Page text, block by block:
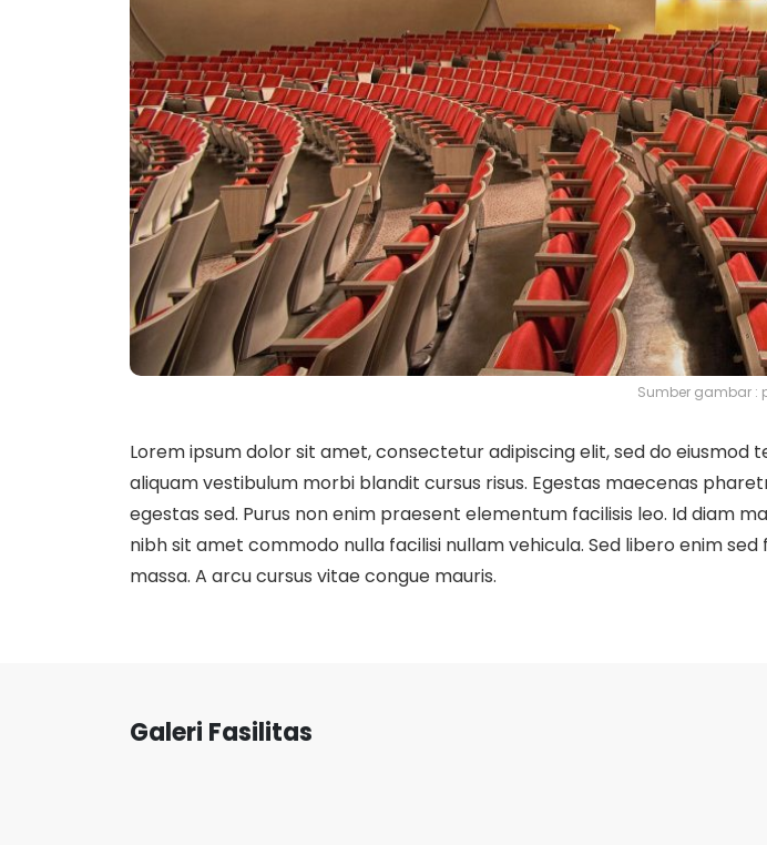
Sumber gambar :
Lorem ipsum dolor sit amet, consectetur adipiscing elit, sed do
aliquam vestibulum morbi blandit cursus risus. Egestas maecenas
egestas sed. Purus non enim praesent elementum facilisis leo. Id diam
nibh sit amet commodo nulla facilisi nullam vehicula. Sed libero enim
massa. A arcu cursus vitae congue mauris.
Galeri Fasilitas